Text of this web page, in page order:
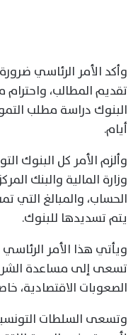
وأكد الأمر الرئاسي
تقديم المطالب،
أيام.
وألزم الأمر كل البنوك
وزارة المالية والبنك
الحساب، والمبالغ التي
يتم تسديدها للبنوك.
ويأتي هذا الأمر
تسعى إلى مساعدة
الصعوبات الاقتصادية،
وتسعى السلطات